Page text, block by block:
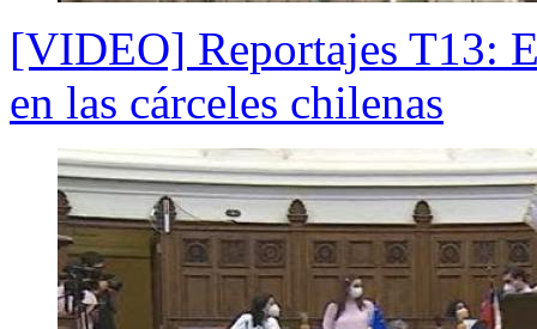
[VIDEO] Reportajes T13:
en las cárceles chilenas